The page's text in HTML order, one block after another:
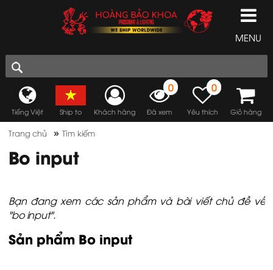
MENU
Tiếng Việt Ship to Khách hàng
0
Đã xem
0
Yêu thích Giỏ hàng
Trang chủ »Tìm kiếm
Bo input
Bạn đang xem các sản phẩm và bài viết chủ đề về
"bo input".
Sản phẩm Bo input